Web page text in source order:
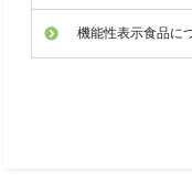
機能性表示食品に